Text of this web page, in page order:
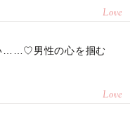
Love
……♡男性の心を掴む
Love